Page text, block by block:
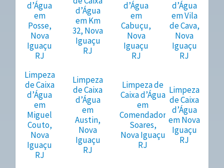
d’Água
em
Posse,
Nova
Iguaçu
RJ
d’Água
em Km
32, Nova
Iguaçu
RJ
d’Água
em
Cabuçu,
Nova
Iguaçu
RJ
d’Água
em Vila
de Cava,
Nova
Iguaçu
RJ
Limpeza
de Caixa
d’Água
em
Miguel
Couto,
Nova
Iguaçu
RJ
Limpeza
de Caixa
d’Água
em
Austin,
Nova
Iguaçu
RJ
Limpeza de
Caixa d’Água
em
Comendador
Soares,
Nova Iguaçu
RJ
Limpeza
de Caixa
d’Água
em Nova
Iguaçu
RJ